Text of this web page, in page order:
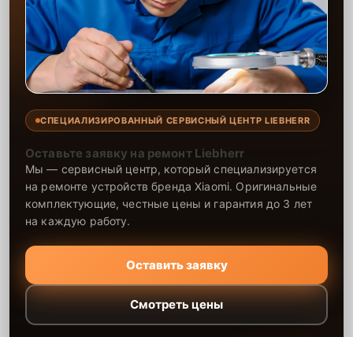
СПЕЦИАЛИЗИРОВАННЫЙ СЕРВИСНЫЙ ЦЕНТР LIEBHERR
Оставьте заявку на ремонт Liebherr
Мы — сервисный центр, который специализируется
на ремонте устройств бренда Xiaomi. Оригинальные
комплектующие, честные цены и гарантия до 3 лет
на каждую работу.
Оставить заявку
Смотреть цены